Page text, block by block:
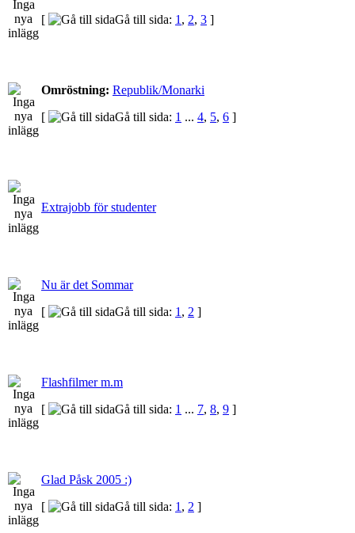
[
Gå till sida: 1 , 2, 3 ]
Omröstning: Republik/Monarki
[
Gå till sida: 1 ... 4, 5, 6 ]
Extrajobb för studenter
Nu är det Sommar
[
Gå till sida: 1 , 2 ]
Flashfilmer m.m
[
Gå till sida: 1 ... 7, 8, 9 ]
Glad Påsk 2005 :)
[
Gå till sida: 1 , 2 ]